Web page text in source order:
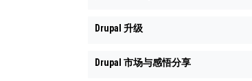
Drupal 升级
Drupal 市场与感悟分享